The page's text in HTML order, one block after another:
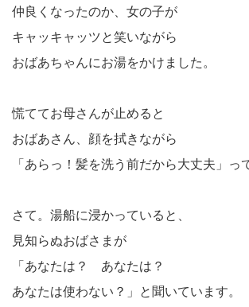
仲良くなったのか、女の子が
キャッキャッツと笑いながら
おばあちゃんにお湯をかけました。
慌ててお母さんが止めると
おばあさん、顔を拭きながら
「あらっ！髪を洗う前だから大丈夫」っ
さて。湯船に浸かっていると、
見知らぬおばさまが
「あなたは？ あなたは？
あなたは使わない？」と聞いています。